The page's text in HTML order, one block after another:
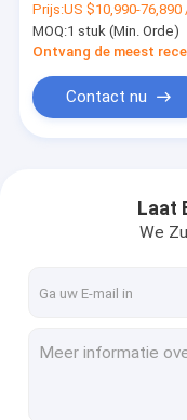
farmaceutica /
voedsel /
chemicaliën
Prijs:US $10,990-76,890 /
MOQ:1 stuk (Min. Orde)
Contact nu
Laat
We